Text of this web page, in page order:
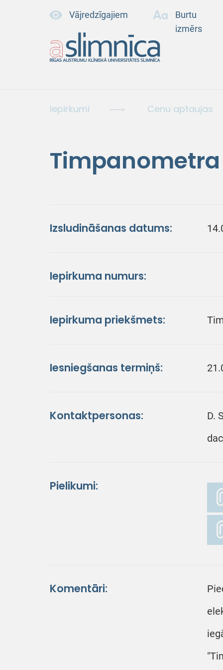
Vājredzīgajiem
Burtu
izmērs
Iepirkumi Cenu aptaujas
Izsludināšanas datums:
Iepirkuma numurs:
Iepirkuma priekšmets:
Iesniegšanas termiņš:
Kontaktpersonas:
D.
Pielikumi:
Komentāri: